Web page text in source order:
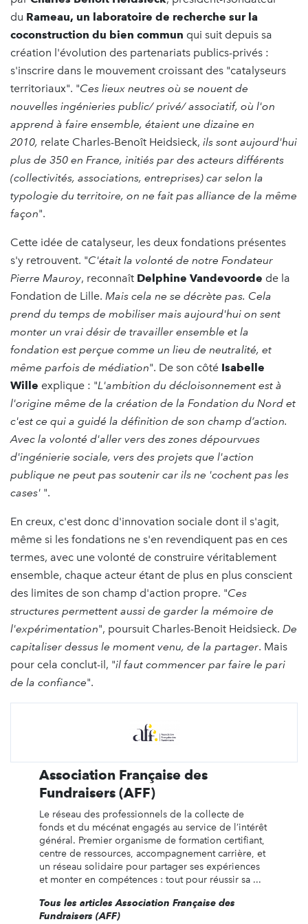
du Rameau, un laboratoire de recherche sur la
coconstruction du bien commun qui suit depuis sa
création l'évolution des partenariats publics-privés :
s'inscrire dans le mouvement croissant des "catalyseurs
territoriaux". "Ces lieux neutres où se nouent de
nouvelles ingénieries public/ privé/ associatif, où l'on
apprend à faire ensemble, étaient une dizaine en
2010, relate Charles-Benoît Heidsieck, ils sont aujourd'hui
plus de 350 en France, initiés par des acteurs différents
(collectivités, associations, entreprises) car selon la
typologie du territoire, on ne fait pas alliance de la même
façon".
Cette idée de catalyseur, les deux fondations présentes
s'y retrouvent. "C'était la volonté de notre Fondateur
Pierre Mauroy, reconnaît Delphine Vandevoorde de la
Fondation de Lille. Mais cela ne se décrète pas. Cela
prend du temps de mobiliser mais aujourd'hui on sent
monter un vrai désir de travailler ensemble et la
fondation est perçue comme un lieu de neutralité, et
même parfois de médiation". De son côté Isabelle
Wille explique : "L'ambition du décloisonnement est à
l'origine même de la création de la Fondation du Nord et
c'est ce qui a guidé la définition de son champ d’action.
Avec la volonté d'aller vers des zones dépourvues
d'ingénierie sociale, vers des projets que l'action
publique ne peut pas soutenir car ils ne 'cochent pas les
cases' ".
En creux, c'est donc d'innovation sociale dont il s'agit,
même si les fondations ne s'en revendiquent pas en ces
termes, avec une volonté de construire véritablement
ensemble, chaque acteur étant de plus en plus conscient
des limites de son champ d'action propre. "Ces
structures permettent aussi de garder la mémoire de
l'expérimentation", poursuit Charles-Benoit Heidsieck. De
capitaliser dessus le moment venu, de la partager. Mais
pour cela conclut-il, "il faut commencer par faire le pari
de la confiance".
Association Française des
Fundraisers (AFF)
Le réseau des professionnels de la collecte de
fonds et du mécénat engagés au service de l’intérêt
général. Premier organisme de formation certifiant,
centre de ressources, accompagnement carrière, et
un réseau solidaire pour partager ses expériences
et monter en compétences : tout pour réussir sa ...
Tous les articles Association Française des
Fundraisers (AFF)